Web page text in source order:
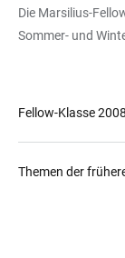
Die Marsilius-
Sommer- und
Fellow-Klasse
Themen der